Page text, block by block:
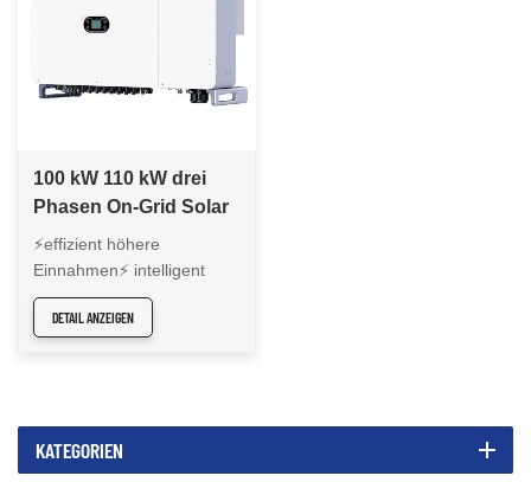
100 kW 110 kW drei
Phasen On-Grid Solar
Wechselrichter XG100-
110KTR
⚡effizient höhere
Einnahmen⚡ intelligent
einfaches o & m⚡Arly
Sorge Free
DETAIL ANZEIGEN
KATEGORIEN